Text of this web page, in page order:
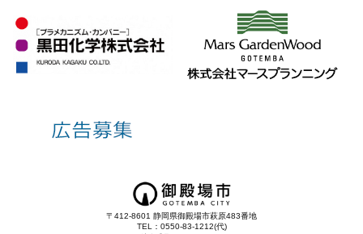
〒412-8601 静岡県御殿場市萩原483番地
TEL：0550-83-1212(代)